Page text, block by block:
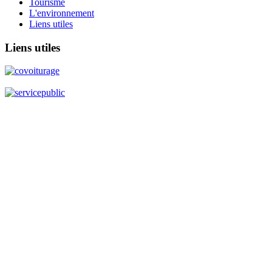
L'environnement
Liens utiles
Liens utiles